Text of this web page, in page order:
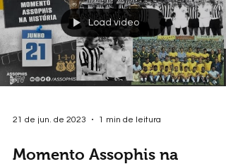
Load video
21 de jun. de 2023 1 min de leitura
Momento Assophis na